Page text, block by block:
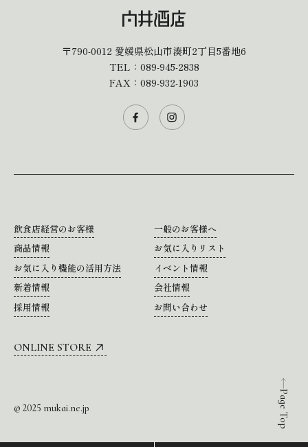
Page Top
〒790-0012 愛媛県松山市湊町2丁目5番地6
TEL： 089-945-2838
FAX：089-932-1903
飲食店経営のお客様
一般のお客様へ
商品情報
お気に入りリスト
お気に入り機能の活用方法
イベント情報
新着情報
会社情報
採用情報
お問い合わせ
ONLINE STORE
© 2025 mukai.ne.jp